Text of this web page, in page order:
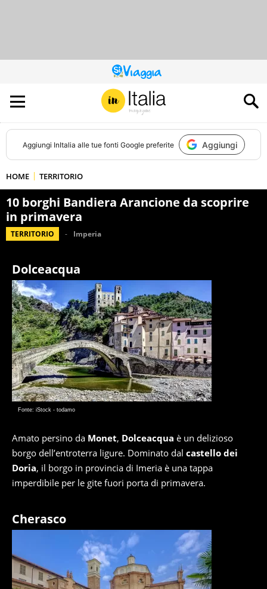
QUESTO
SITO
CONTRIBUISCE
ALL’AUDIENCE
DI
Aggiungi InItalia alle tue fonti Google preferite Aggiungi
HOME TERRITORIO
10 borghi Bandiera Arancione da scoprire
in primavera
TERRITORIO Imperia
Dolceacqua
Fonte: iStock - todamo
Amato persino da Monet, Dolceacqua è un delizioso
borgo dell’entroterra ligure. Dominato dal castello dei
Doria, il borgo in provincia di Imeria è una tappa
imperdibile per le gite fuori porta di primavera.
Cherasco